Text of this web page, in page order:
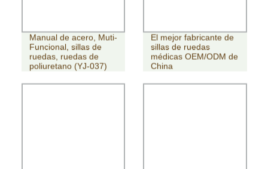
Manual de acero, Muti-
Funcional, sillas de
ruedas, ruedas de
poliuretano (YJ-037)
El mejor fabricante de
sillas de ruedas
médicas OEM/ODM de
China